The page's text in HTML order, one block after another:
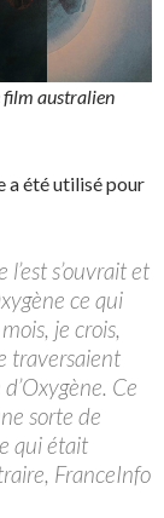
film australien
a été utilisé pour
s’ouvrait et
ce qui
je crois,
traversaient
Ce
sorte de
qui était
FranceInfo